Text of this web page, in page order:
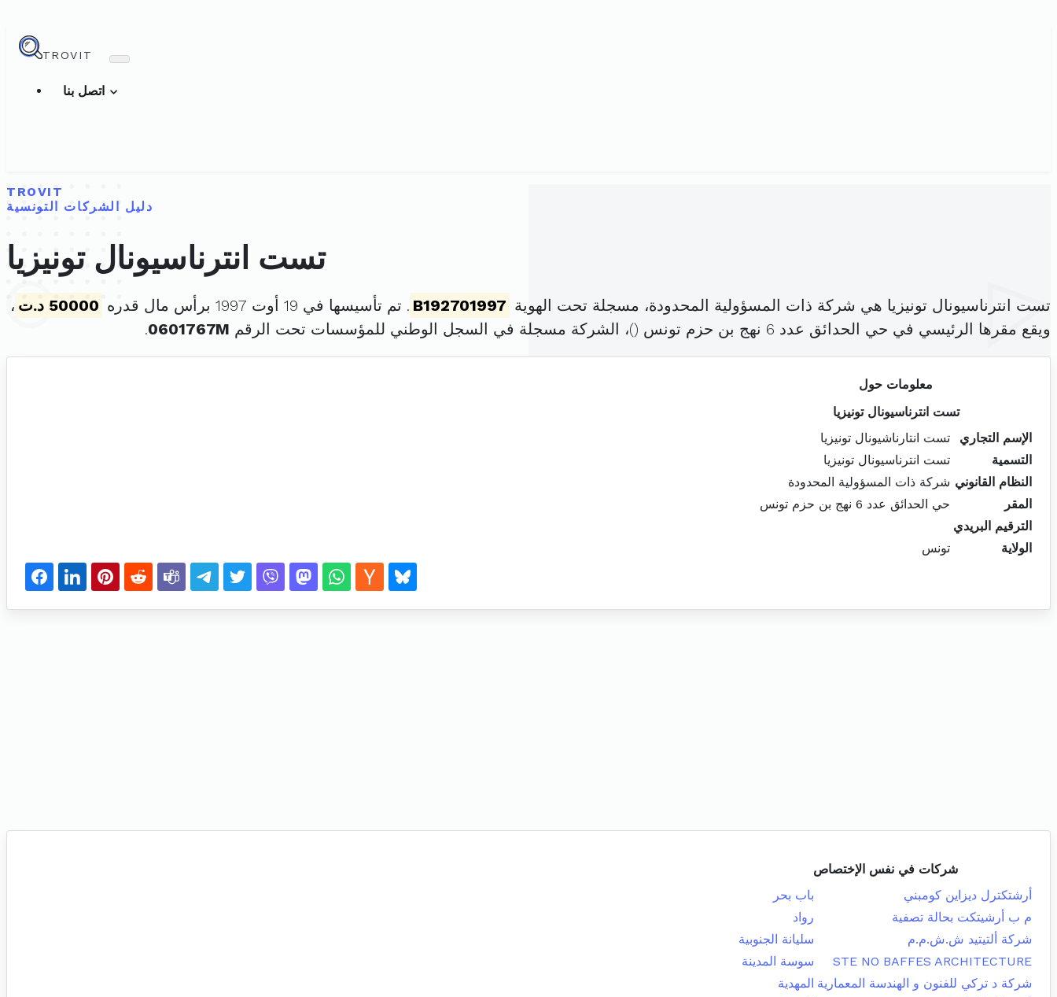
TROVIT
TROVIT
دليل الشركات التونسية
تست انترناسيونال تونيزيا
تست انترناسيونال تونيزيا هي شركة ذات المسؤولية المحدودة، مسجلة تحت الهوية B192701997 . تم تأسيسها في 19 أوت 1997 برأس مال قدره 50000 د.ت
،
ويقع مقرها الرئيسي في حي الحدائق عدد 6 نهج بن حزم تونس (
)، الشركة مسجلة في السجل الوطني للمؤسسات تحت الرقم 0601767M
.
معلومات حول
تست انترناسيونال تونيزيا
الإسم التجاري
تست انتارناشيونال تونيزيا
التسمية
تست انترناسيونال تونيزيا
النظام القانوني شركة ذات المسؤولية المحدودة
المقر
حي الحدائق عدد 6 نهج بن حزم تونس
الترقيم البريدي
الولاية
تونس
شركات في نفس الإختصاص
أرشتكترل ديزاين كومبني
باب بحر
م ب أرشيتكت بحالة تصفية
رواد
شركة ألتيتيد ش.ش.م.م
سليانة الجنوبية
STE NO BAFFES ARCHITECTURE
سوسة المدينة
شركة د تركي للفنون و الهندسة المعمارية المهدية